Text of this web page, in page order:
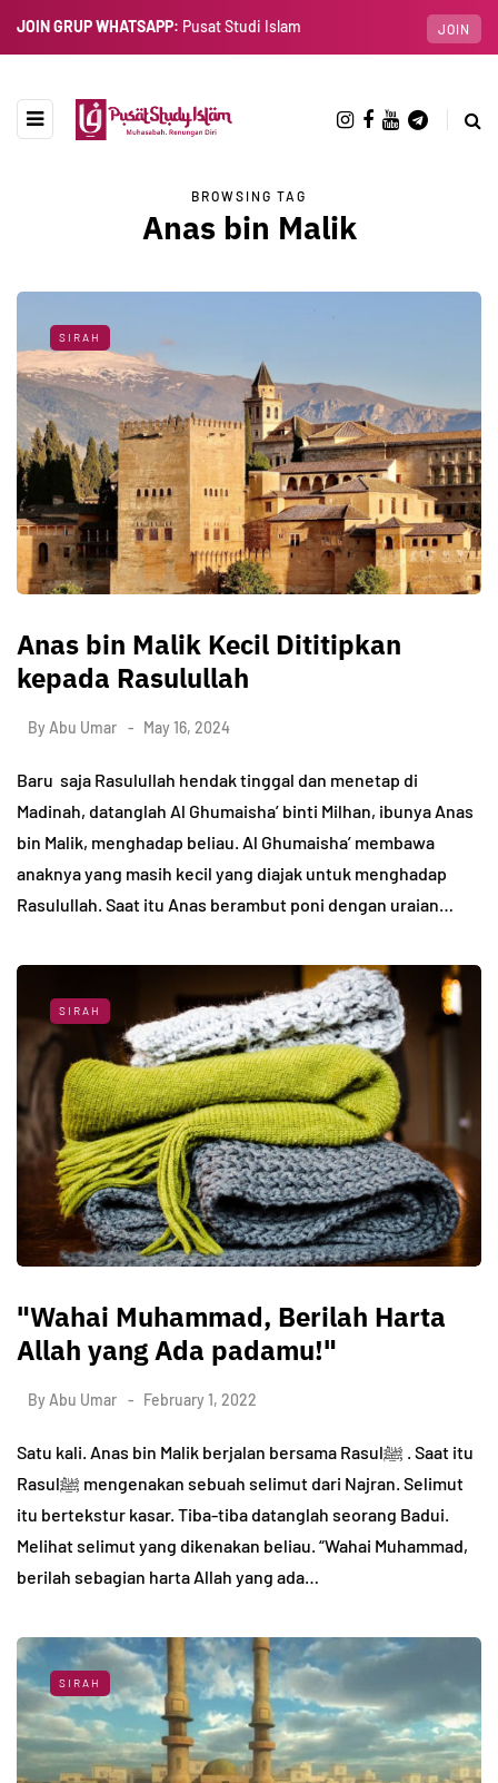
JOIN GRUP WHATSAPP: Pusat Studi Islam JOIN
BROWSING TAG
Anas bin Malik
SIRAH
Anas bin Malik Kecil Dititipkan
kepada Rasulullah
By Abu Umar May 16, 2024
Baru saja Rasulullah hendak tinggal dan menetap di
Madinah, datanglah Al Ghumaisha’ binti Milhan, ibunya Anas
bin Malik, menghadap beliau. Al Ghumaisha’ membawa
anaknya yang masih kecil yang diajak untuk menghadap
Rasulullah. Saat itu Anas berambut poni dengan uraian…
SIRAH
"Wahai Muhammad, Berilah Harta
Allah yang Ada padamu!"
By Abu Umar February 1, 2022
Satu kali. Anas bin Malik berjalan bersama Rasulﷺ . Saat itu
Rasulﷺ mengenakan sebuah selimut dari Najran. Selimut
itu bertekstur kasar. Tiba-tiba datanglah seorang Badui.
Melihat selimut yang dikenakan beliau. “Wahai Muhammad,
berilah sebagian harta Allah yang ada…
SIRAH